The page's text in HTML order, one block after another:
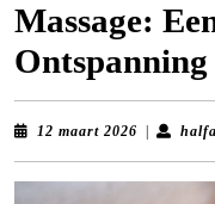
Massage:
12 maart 2026 12